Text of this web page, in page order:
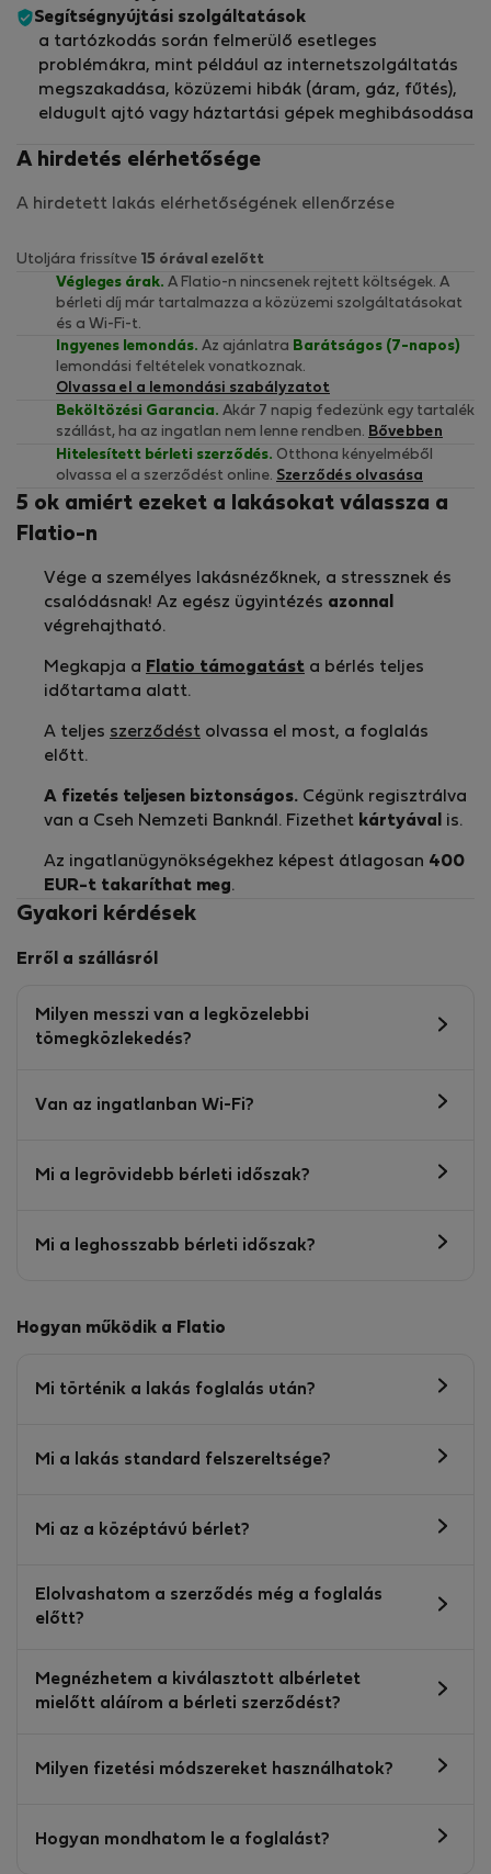
Segítségnyújtási szolgáltatások
a tartózkodás során felmerülő esetleges
problémákra, mint például az internetszolgáltatás
megszakadása, közüzemi hibák (áram, gáz, fűtés),
eldugult ajtó vagy háztartási gépek meghibásodása
A hirdetés elérhetősége
A hirdetett lakás elérhetőségének ellenőrzése
Utoljára frissítve
15 órával ezelőtt
Végleges árak. A Flatio-n nincsenek rejtett költségek. A
bérleti díj már tartalmazza a közüzemi szolgáltatásokat
és a Wi-Fi-t.
Ingyenes lemondás. Az ajánlatra Barátságos (7-napos)
lemondási feltételek vonatkoznak.
Olvassa el a lemondási szabályzatot
Beköltözési Garancia. Akár 7 napig fedezünk egy tartalék
szállást, ha az ingatlan nem lenne rendben. Bővebben
Hitelesített bérleti szerződés. Otthona kényelméből
olvassa el a szerződést online. Szerződés olvasása
5 ok amiért ezeket a lakásokat válassza a
Flatio-n
Vége a személyes lakásnézőknek, a stressznek és
csalódásnak! Az egész ügyintézés azonnal
végrehajtható.
Megkapja a Flatio támogatást a bérlés teljes
időtartama alatt.
A teljes szerződést olvassa el most, a foglalás
előtt.
A fizetés teljesen biztonságos. Cégünk regisztrálva
van a Cseh Nemzeti Banknál. Fizethet kártyával is.
Az ingatlanügynökségekhez képest átlagosan 400
EUR-t takaríthat meg.
Gyakori kérdések
Erről a szállásról
Milyen messzi van a legközelebbi
tömegközlekedés?
Van az ingatlanban Wi-Fi?
Mi a legrövidebb bérleti időszak?
Mi a leghosszabb bérleti időszak?
Hogyan működik a Flatio
Mi történik a lakás foglalás után?
Mi a lakás standard felszereltsége?
Mi az a középtávú bérlet?
Elolvashatom a szerződés még a foglalás
előtt?
Megnézhetem a kiválasztott albérletet
mielőtt aláírom a bérleti szerződést?
Milyen fizetési módszereket használhatok?
Hogyan mondhatom le a foglalást?